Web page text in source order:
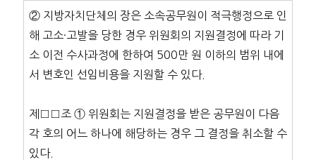
② 지방자치단체의 장은 소속공무원이 적극행정으로 인
해 고소·고발을 당한 경우 위원회의 지원결정에 따라 기
소 이전 수사과정에 한하여 500만 원 이하의 범위 내에
서 변호인 선임비용을 지원할 수 있다.
제□□조 ① 위원회는 지원결정을 받은 공무원이 다음
각 호의 어느 하나에 해당하는 경우 그 결정을 취소할 수
있다.